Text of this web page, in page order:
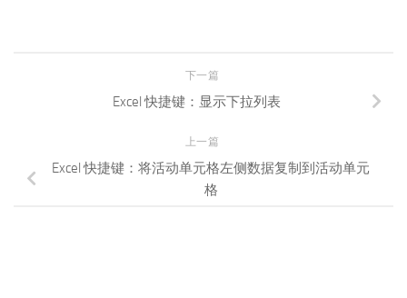
下一篇
Excel 快捷键：显示下拉列表
上一篇
Excel 快捷键：将活动单元格左侧数据复制到活动单元
格